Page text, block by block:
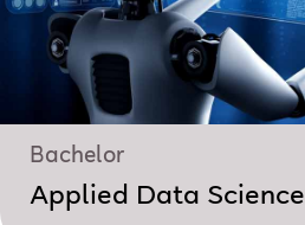
Bachelor
Applied Data Science